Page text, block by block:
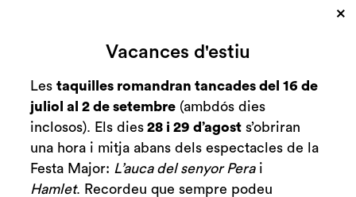
Vacances d'estiu
Lestaquilles romandran tancades del 16 de
juliol al 2 de setembre (ambdós dies
inclosos). Els dies 28 i 29 d’agost s’obriran
una hora i mitja abans dels espectacles de la
Festa Major: L’auca del senyor Perai
Hamlet. Recordeu que sempre podeu
×